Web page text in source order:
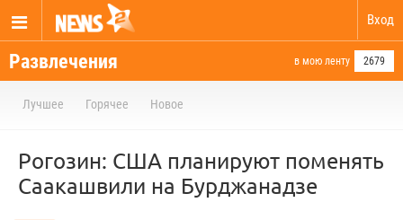
Вход
Развлечения в мою ленту 2679
Лучшее Горячее Новое
Рогозин: США планируют поменять
Саакашвили на Бурджанадзе